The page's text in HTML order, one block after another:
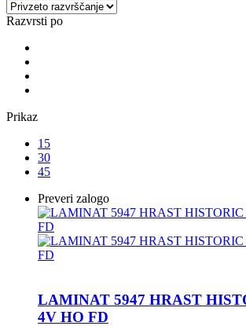
Razvrsti po
Prikaz
15
30
45
Preveri zalogo
LAMINAT 5947 HRAST
4V HO FD